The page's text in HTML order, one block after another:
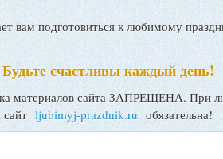
подготовиться к любимому
счастливы каждый день!
сайта ЗАПРЕЩЕНА. При
сайт ljubimyj-prazdnik.ru обязательна!